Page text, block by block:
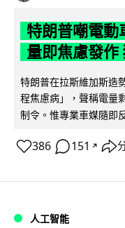
特朗普嘲電動
量即焦慮發作
特朗普在拉斯維加斯造
程焦慮病」，聲稱電量
制令。惟專業車媒隨即
386 151 ↗
人工智能